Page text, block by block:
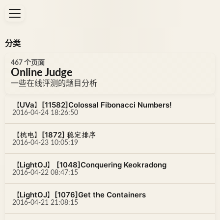
分类
467 个页面
Online Judge
一些在线评测的题目分析
【UVa】[11582]Colossal Fibonacci Numbers!
2016-04-24 18:26:50
【杭电】[1872] 稳定排序
2016-04-23 10:05:19
【LightOJ】 [1048]Conquering Keokradong
2016-04-22 08:47:15
【LightOJ】[1076]Get the Containers
2016-04-21 21:08:15